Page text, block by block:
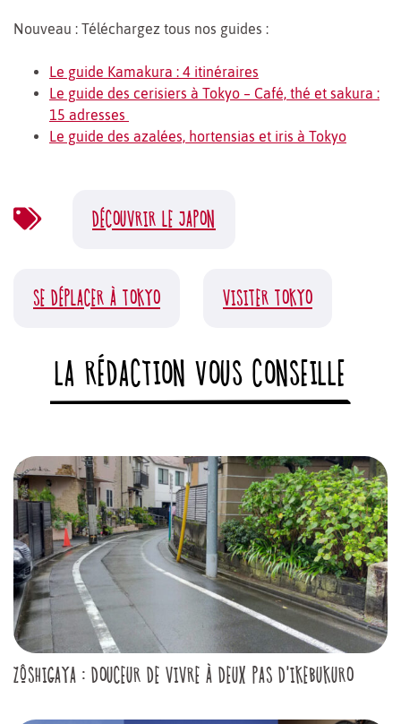
Nouveau : Téléchargez tous nos guides :
Le guide Kamakura : 4 itinéraires
Le guide des cerisiers à Tokyo – Café, thé et sakura :
15 adresses
Le guide des azalées, hortensias et iris à Tokyo
DÉCOUVRIR LE JAPON
SE DÉPLACER À TOKYO VISITER TOKYO
LA RÉDACTION VOUS CONSEILLE
ZÔSHIGAYA : DOUCEUR DE VIVRE À DEUX PAS D'IKEBUKURO